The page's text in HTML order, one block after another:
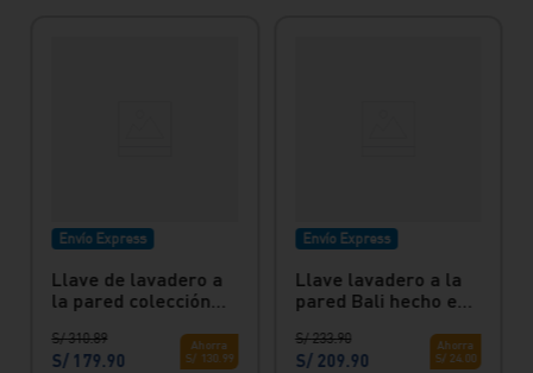
Envío Express
Llave de lavadero a
la pared colección
manguera gris
S/ 310.89
S/ 179.90
Ahorra
S/ 130. 99
Envío Express
Llave lavadero a la
pared Bali hecho en
S/ 233.90
S/ 209.90
Ahorra
S/ 24. 00